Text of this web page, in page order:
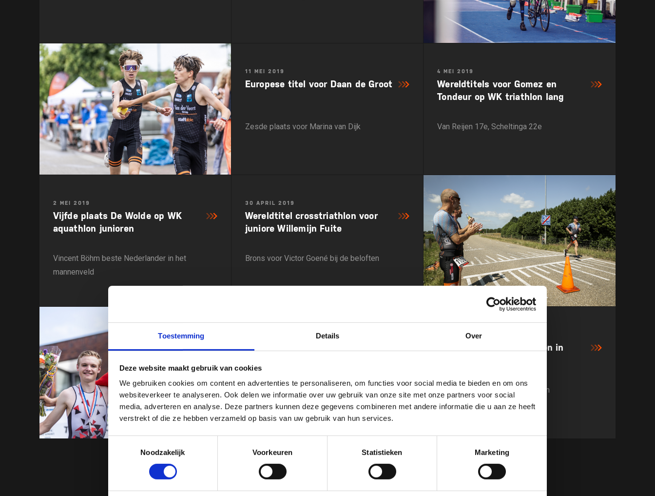
Toestemming Details Over
Deze website maakt gebruik van cookies
We gebruiken cookies om content en advertenties te personaliseren, om functies voor social media te bieden en om ons
websiteverkeer te analyseren. Ook delen we informatie over uw gebruik van onze site met onze partners voor social
media, adverteren en analyse. Deze partners kunnen deze gegevens combineren met andere informatie die u aan ze heeft
verstrekt of die ze hebben verzameld op basis van uw gebruik van hun services.
Toestemmingsselectie
Noodzakelijk
Voorkeuren Statistieken Marketing
11 MEI 2019
Europese titel voor Daan de Groot
Zesde plaats voor Marina van Dijk
4 MEI 2019
Wereldtitels voor Gomez en
Tondeur op WK triathlon lang
Van Reijen 17e, Scheltinga 22e
2 MEI 2019
Vijfde plaats De Wolde op WK
aquathlon junioren
Vincent Böhm beste Nederlander in het
mannenveld
30 APRIL 2019
Wereldtitel crosstriathlon voor
juniore Willemijn Fuite
Brons voor Victor Goené bij de beloften
JJC punten en EK tickets voor
Winst voor Sem Lazaroms en Sonja de Koning
bij de jeugd
28 APRIL 2019
Klamer net buiten top tien in
Dertigste plaats voor Van Egdom
Prev 77 78 82 83 Next